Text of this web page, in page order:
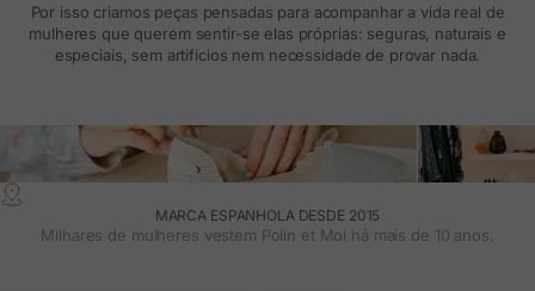
Por isso criamos peças pensadas para acompanhar a vida real de
mulheres que querem sentir-se elas próprias: seguras, naturais e
especiais, sem artifícios nem necessidade de provar nada.
MARCA ESPANHOLA DESDE 2015
Milhares de mulheres vestem Polin et Moi há mais de 10 anos.